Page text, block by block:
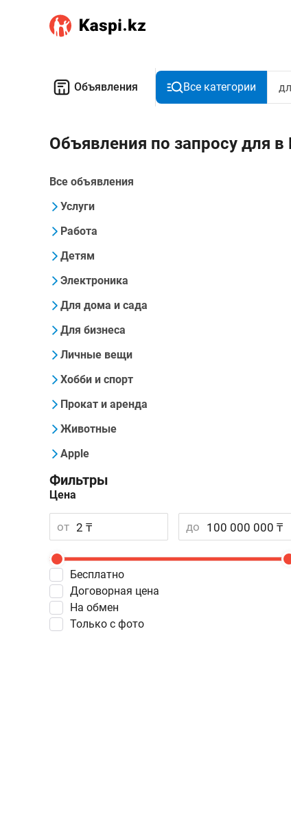
Объявления Все категории
Объявления по запросу для в
Все объявления
Услуги
Работа
Детям
Электроника
Для дома и сада
Для бизнеса
Личные вещи
Хобби и спорт
Прокат и аренда
Животные
Apple
Фильтры
Цена
от до
Бесплатно
Договорная цена
На обмен
Только с фото